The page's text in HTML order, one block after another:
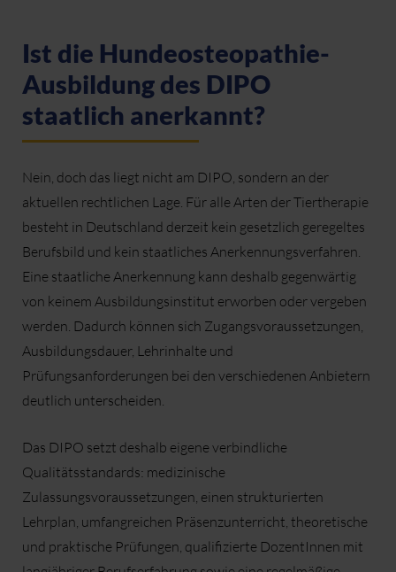
Ist die Hundeosteopathie-
Ausbildung des DIPO
staatlich anerkannt?
Nein, doch das liegt nicht am DIPO, sondern an der
aktuellen rechtlichen Lage. Für alle Arten der Tiertherapie
besteht in Deutschland derzeit kein gesetzlich geregeltes
Berufsbild und kein staatliches Anerkennungsverfahren.
Eine staatliche Anerkennung kann deshalb gegenwärtig
von keinem Ausbildungsinstitut erworben oder vergeben
werden. Dadurch können sich Zugangsvoraussetzungen,
Ausbildungsdauer, Lehrinhalte und
Prüfungsanforderungen bei den verschiedenen Anbietern
deutlich unterscheiden.
Das DIPO setzt deshalb eigene verbindliche
Qualitätsstandards: medizinische
Zulassungsvoraussetzungen, einen strukturierten
Lehrplan, umfangreichen Präsenzunterricht, theoretische
und praktische Prüfungen, qualifizierte DozentInnen mit